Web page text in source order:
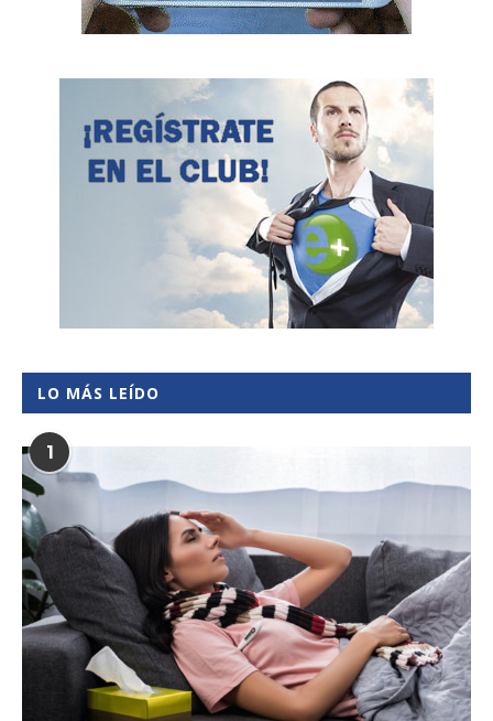
LO MÁS LEÍDO
1